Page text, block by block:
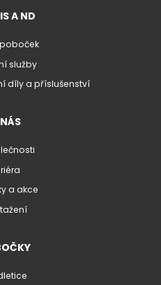
A ND
služby
díly a příslušenství
a akce